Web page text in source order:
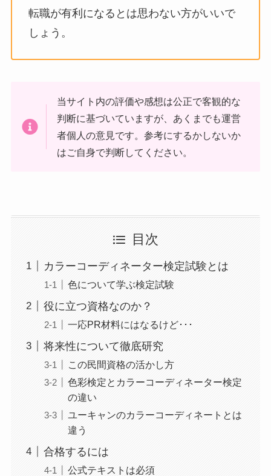
転職が有利になるとは思わない方がいいで
しょう。
当サイト内の評価や感想は公正で客観的な
判断に基づいていますが、あくまでも運営
者個人の意見です。参考にするかしないか
はご自身で判断してください。
目次
カラーコーディネーター検定試験とは
色について学ぶ検定試験
役に立つ資格なのか？
一応PR材料にはなるけど･･･
将来性について徹底研究
この民間資格の活かし方
色彩検定とカラーコーディネーター検定
の違い
ユーキャンのカラーコーディネートとは
違う
合格するには
公式テキストは必須